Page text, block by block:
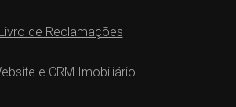
Livro de Reclamações
e CRM Imobiliário